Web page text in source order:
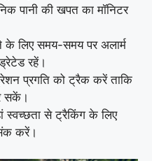
पानी की खपत का मॉनिटर
के लिए समय-समय पर अलार्म
रहें।
प्रगति को ट्रैक करें ताकि
सकें।
स्वच्छता से ट्रैकिंग के लिए
करें।